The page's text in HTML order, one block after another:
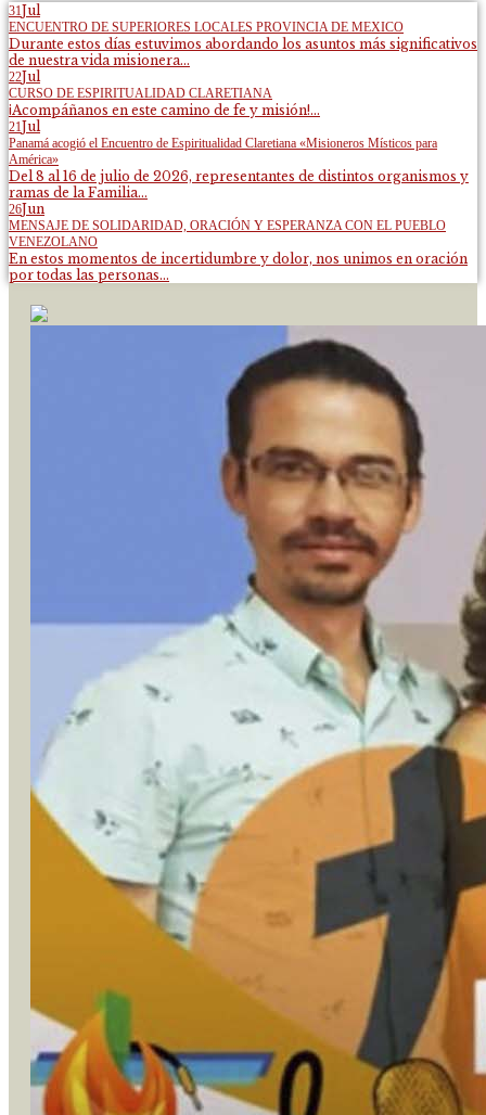
31Jul
ENCUENTRO DE SUPERIORES LOCALES PROVINCIA DE MEXICO
Durante estos días estuvimos abordando los asuntos más significativos
de nuestra vida misionera...
22Jul
CURSO DE ESPIRITUALIDAD CLARETIANA
¡Acompáñanos en este camino de fe y misión!...
21Jul
Panamá acogió el Encuentro de Espiritualidad Claretiana «Misioneros Místicos para
América»
Del 8 al 16 de julio de 2026, representantes de distintos organismos y
ramas de la Familia...
26Jun
MENSAJE DE SOLIDARIDAD, ORACIÓN Y ESPERANZA CON EL PUEBLO
VENEZOLANO
En estos momentos de incertidumbre y dolor, nos unimos en oración
por todas las personas...